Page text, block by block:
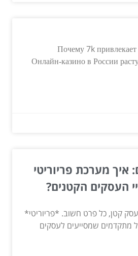
Почему 7k
Онлайн‑казино в России
איך מערכת פריוריטי
העסקים הקטנים?
קטן, כל פרט חשוב. *פריוריטי*
מתקדמים שמסייעים לעסקים